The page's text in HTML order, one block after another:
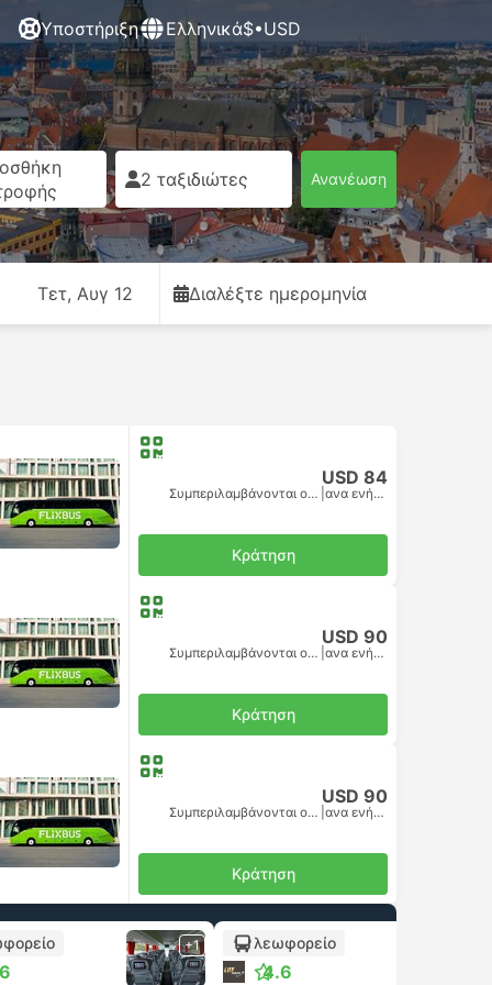
Υποστήριξη Ελληνικά$•USD
2 ταξιδιώτες Ανανέωση
Τετ, Αυγ 12 Διαλέξτε ημερομηνία
USD 84
Συμπεριλαμβάνονται οι φόροι | ανα ενήλικα
Κράτηση
USD 90
Συμπεριλαμβάνονται οι φόροι | ανα ενήλικα
Κράτηση
USD 90
Συμπεριλαμβάνονται οι φόροι | ανα ενήλικα
Κράτηση
+1 λεωφορείο
4.6